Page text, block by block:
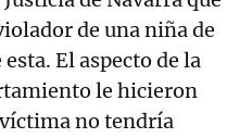
de una niña de
El aspecto de la
le hicieron
no tendría